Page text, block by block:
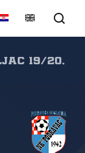
19/20,